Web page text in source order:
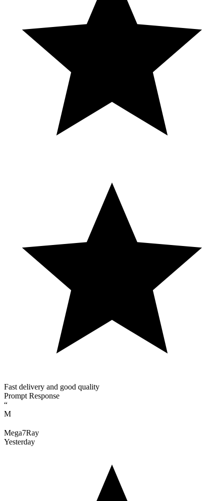
Fast delivery and good quality
Prompt Response
“
M
Mega7Ray
Yesterday